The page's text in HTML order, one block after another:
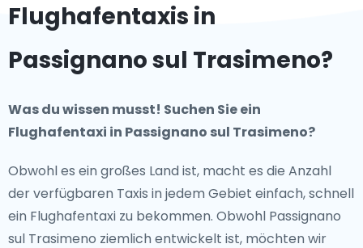
Flughafentaxis in
Passignano sul Trasimeno?
Was du wissen musst! Suchen Sie ein
Flughafentaxi in Passignano sul Trasimeno?
Obwohl es ein großes Land ist, macht es die Anzahl
der verfügbaren Taxis in jedem Gebiet einfach, schnell
ein Flughafentaxi zu bekommen. Obwohl Passignano
sul Trasimeno ziemlich entwickelt ist, möchten wir